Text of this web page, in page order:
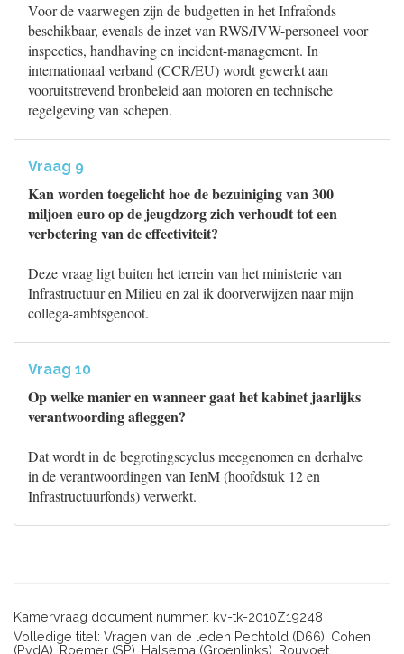
Voor de vaarwegen zijn de budgetten in het Infrafonds
beschikbaar, evenals de inzet van RWS/IVW-personeel voor
inspecties, handhaving en incident-management. In
internationaal verband (CCR/EU) wordt gewerkt aan
vooruitstrevend bronbeleid aan motoren en technische
regelgeving van schepen.
Vraag 9
Kan worden toegelicht hoe de bezuiniging van 300
miljoen euro op de jeugdzorg zich verhoudt tot een
verbetering van de effectiviteit?
Deze vraag ligt buiten het terrein van het ministerie van
Infrastructuur en Milieu en zal ik doorverwijzen naar mijn
collega-ambtsgenoot.
Vraag 10
Op welke manier en wanneer gaat het kabinet jaarlijks
verantwoording afleggen?
Dat wordt in de begrotingscyclus meegenomen en derhalve
in de verantwoordingen van IenM (hoofdstuk 12 en
Infrastructuurfonds) verwerkt.
Kamervraag document nummer: kv-tk-2010Z19248
Volledige titel: Vragen van de leden Pechtold (D66), Cohen
(PvdA), Roemer (SP), Halsema (Groenlinks), Rouvoet